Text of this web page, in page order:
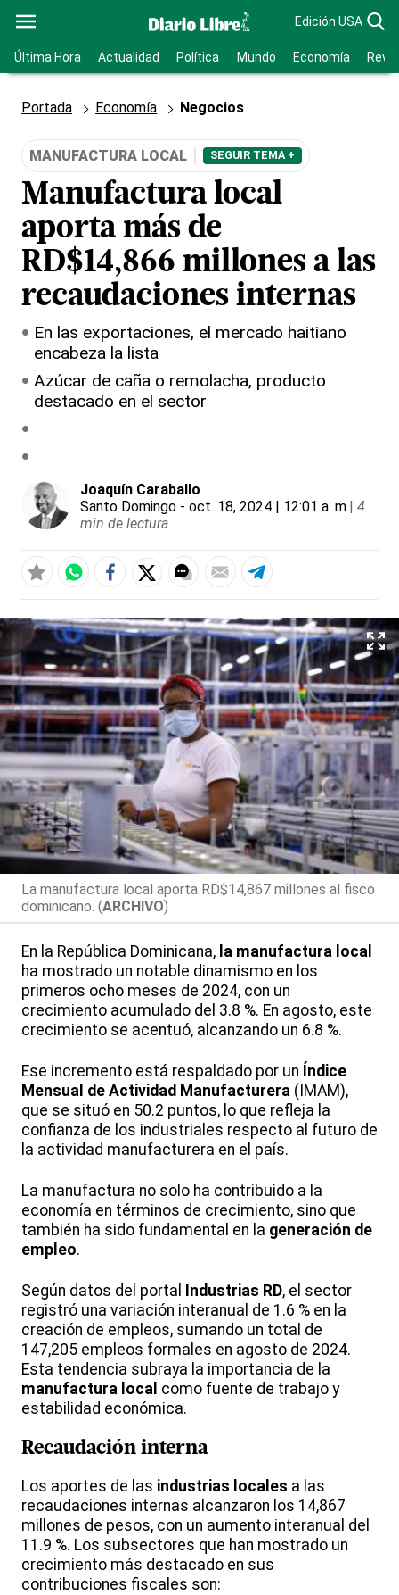
Edición USA
Última Hora Actualidad Política Mundo Economía
Portada Economía Negocios
MANUFACTURA LOCAL SEGUIR TEMA +
Manufactura local
aporta más de
RD$14,866 millones a las
recaudaciones internas
En las exportaciones, el mercado haitiano
encabeza la lista
Azúcar de caña o remolacha, producto
destacado en el sector
Joaquín Caraballo
Santo Domingo - oct. 18, 2024 | 12:01 a. m.| 4
min de lectura
La manufactura local aporta RD$14,867 millones al fisco
dominicano. (ARCHIVO)
En la República Dominicana, la manufactura local
ha mostrado un notable dinamismo en los
primeros ocho meses de 2024, con un
crecimiento acumulado del 3.8 %. En agosto, este
crecimiento se acentuó, alcanzando un 6.8 %.
Ese incremento está respaldado por un Índice
Mensual de Actividad Manufacturera (IMAM),
que se situó en 50.2 puntos, lo que refleja la
confianza de los industriales respecto al futuro de
la actividad manufacturera en el país.
La manufactura no solo ha contribuido a la
economía en términos de crecimiento, sino que
también ha sido fundamental en la generación de
empleo.
Según datos del portal Industrias RD, el sector
registró una variación interanual de 1.6 % en la
creación de empleos, sumando un total de
147,205 empleos formales en agosto de 2024.
Esta tendencia subraya la importancia de la
manufactura local como fuente de trabajo y
estabilidad económica.
Recaudación interna
Los aportes de las industrias locales a las
recaudaciones internas alcanzaron los 14,867
millones de pesos, con un aumento interanual del
11.9 %. Los subsectores que han mostrado un
crecimiento más destacado en sus
contribuciones fiscales son: